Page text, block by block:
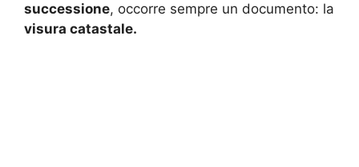
successione, occorre sempre un documento: la
visura catastale.